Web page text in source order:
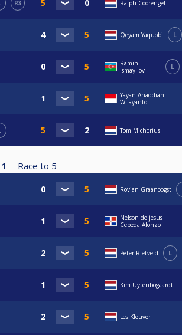
R3 Ralph Coorengel
Qeyam Yaquobi L
Ramin
Ismayilov
L
Yayan Ahaddian
Wijayanto
Tom Michorius
Race to 5
Rovian Graanoogst
Nelson de jesus
Cepeda Alonzo
Peter Rietveld L
Kim Uytenbogaardt
Les Kleuver